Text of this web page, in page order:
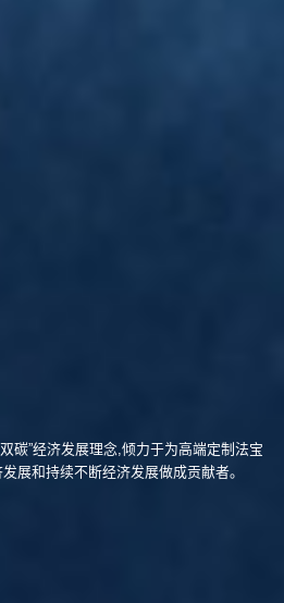
碳”经济发展理念,倾力于为高端定制法宝
展和持续不断经济发展做成贡献者。